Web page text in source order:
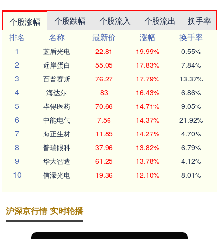
个股涨幅 个股跌幅 个股流入 个股流出
换手率
排名
名称 最新价 涨幅
换手率
1
蓝盾光电 22.81 19.99% 0.55%
2 近岸蛋白 55.05 17.83% 7.84%
3 百普赛斯 76.27 17.79% 13.37%
4 海达尔 83 16.43% 6.86%
5 毕得医药 70.66 14.71% 9.05%
6 中能电气 7.56 14.37% 21.92%
7 海正生材 11.85 14.27% 4.70%
8 普瑞眼科 37.96 13.82% 6.79%
9 华大智造 61.25 13.78% 4.12%
10 信濠光电 19.36 12.10% 8.01%
沪深京行情 实时轮播